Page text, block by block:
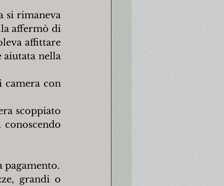
si rimaneva
affermò di
affittare
aiutata nella
camera con
scoppiato
pagamento.
grandi o